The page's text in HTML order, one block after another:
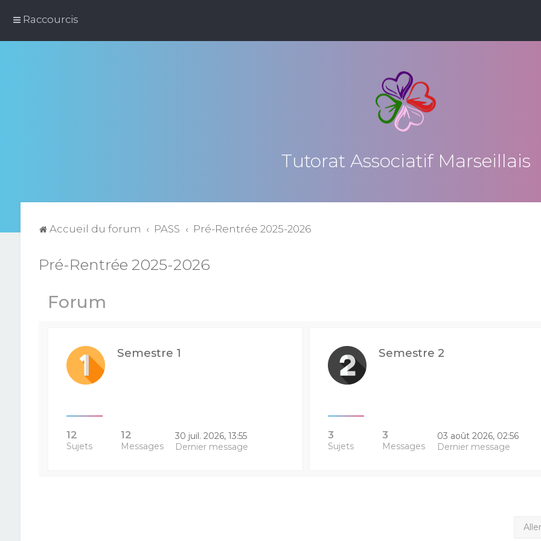
Raccourcis
Tutorat Associatif Marseillais
Accueil du forum PASS Pré-Rentrée 2025-2026
Pré-Rentrée 2025-2026
Forum
Semestre 1
12
Sujets
12
Messages
30 juil. 2026, 13:55
Dernier message
Semestre 2
3
Sujets
3
Messages
03 août 2026, 02:56
Dernier message
Aller